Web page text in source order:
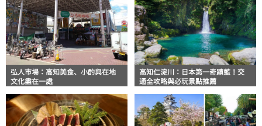
弘人市場：高知美食、小酌與在地
文化盡在一處
高知仁淀川：日本第一奇蹟藍！交
通全攻略與必玩景點推薦